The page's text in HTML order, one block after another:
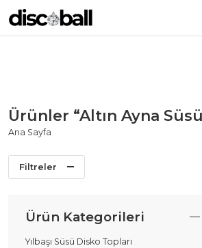
TÜRKİYE'nin en uygun DİSKO TOPU
Ürünler “Altın Ayna
Ana Sayfa
Filtreler
Ürün Kategorileri
Yılbaşı Süsü Disko Topları